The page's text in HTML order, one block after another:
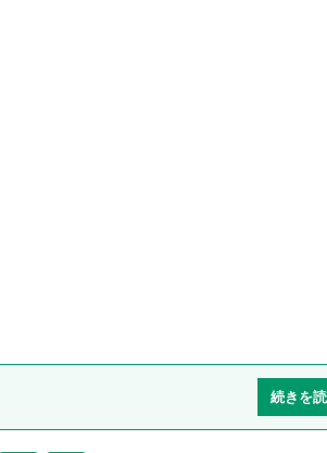
続きを